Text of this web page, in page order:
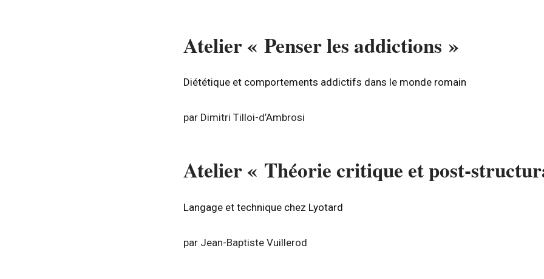
Atelier « Penser les addictions »
Diététique et comportements addictifs dans le monde romain
par Dimitri Tilloi-d’Ambrosi
Atelier « Théorie critique et post-
Langage et technique chez Lyotard
par Jean-Baptiste Vuillerod